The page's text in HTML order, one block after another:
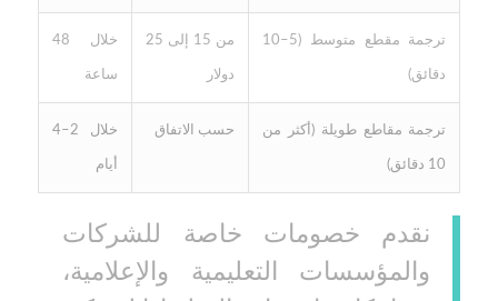
ترجمة مقطع متوسط (5–10
دقائق)
من 15 إلى 25
دولار
خلال 48
ساعة
ترجمة مقاطع طويلة (أكثر من
10 دقائق)
حسب الاتفاق خلال 2–4
أيام
نقدم خصومات خاصة للشركات
والمؤسسات التعليمية والإعلامية،